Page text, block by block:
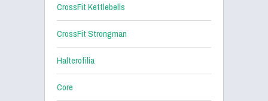
CrossFit Kettlebells
CrossFit Strongman
Halterofilia
Core